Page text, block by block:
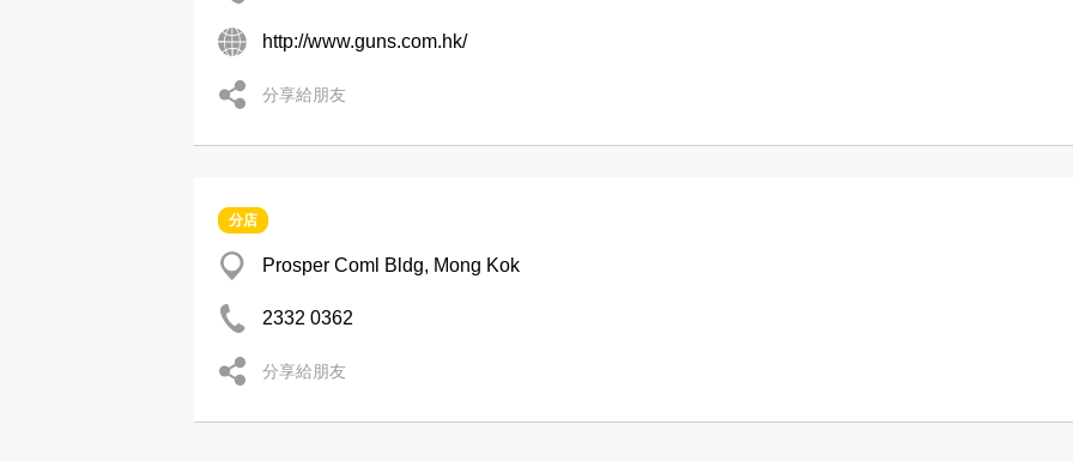
http://www.guns.com.hk/
分享給朋友
分店
Prosper Coml Bldg, Mong Kok
2332 0362
分享給朋友